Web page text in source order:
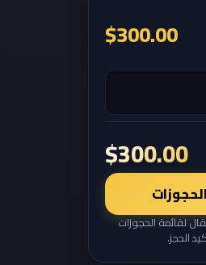
$300.00
$300.00
لقائمة الحجوزات
الحجز.